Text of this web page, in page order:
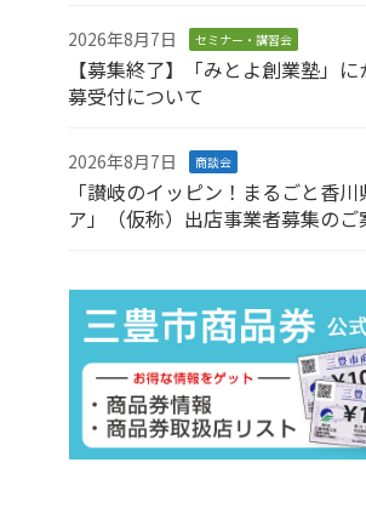
2026年8月7日 セミナー・講習会
【募集終了】「みとよ創業塾」
募受付について
2026年8月7日 商談会
「讃岐のイッピン！まるごと香川
ア」（仮称）出店事業者募集のご